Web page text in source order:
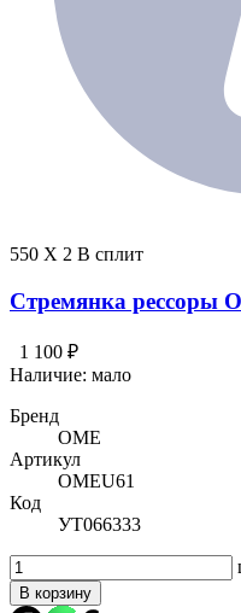
550 X 2 В сплит
Стремянка рессоры
1 100 ₽
Наличие: мало
Бренд
OME
Артикул
OMEU61
Код
УТ066333
В корзину